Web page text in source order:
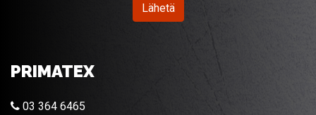
Lähetä
PRIMATEX
03 364 6465